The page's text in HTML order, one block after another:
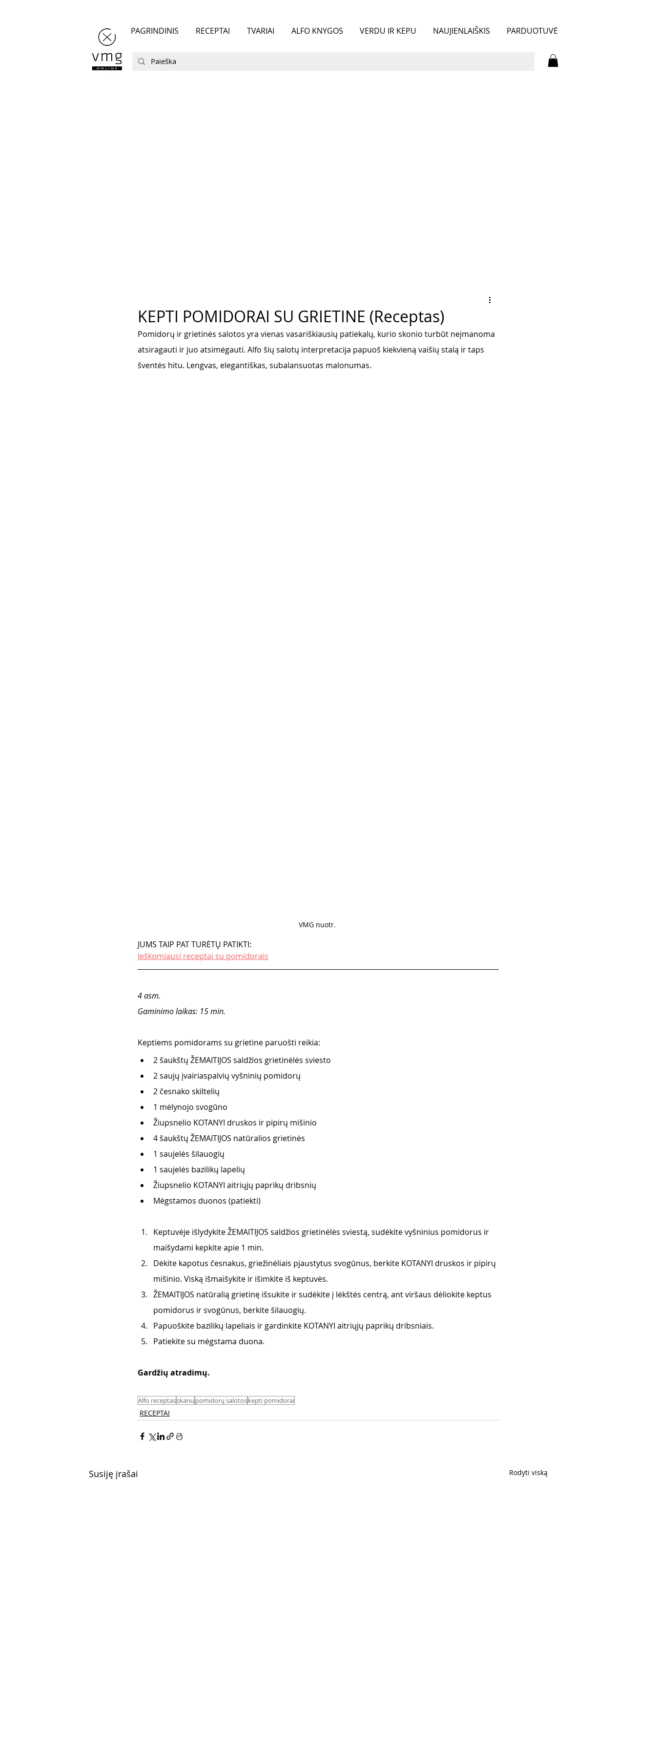
PAGRINDINIS RECEPTAI TVARIAI ALFO KNYGOS VERDU IR KEPU NAUJIENLAIŠKIS PARDUOTUVĖ
KEPTI POMIDORAI SU GRIETINE (Receptas)
Pomidorų ir grietinės salotos yra vienas vasariškiausių patiekalų, kurio skonio turbūt neįmanoma
atsiragauti ir juo atsimėgauti. Alfo šių salotų interpretacija papuoš kiekvieną vaišių stalą ir taps
šventės hitu. Lengvas, elegantiškas, subalansuotas malonumas.
VMG nuotr.
JUMS TAIP PAT TURĖTŲ PATIKTI:
Ieškomiausi receptai su pomidorais
4 asm.
Gaminimo laikas: 15 min.
Keptiems pomidorams su grietine paruošti reikia:
2 šaukštų ŽEMAITIJOS saldžios grietinėlės sviesto
2 saujų įvairiaspalvių vyšninių pomidorų
2 česnako skiltelių
1 mėlynojo svogūno
Žiupsnelio KOTANYI druskos ir pipirų mišinio
4 šaukštų ŽEMAITIJOS natūralios grietinės
1 saujelės šilauogių
1 saujelės bazilikų lapelių
Žiupsnelio KOTANYI aitriųjų paprikų dribsnių
Mėgstamos duonos (patiekti)
Keptuvėje išlydykite ŽEMAITIJOS saldžios grietinėlės sviestą, sudėkite vyšninius pomidorus ir
maišydami kepkite apie 1 min.
Dėkite kapotus česnakus, griežinėliais pjaustytus svogūnus, berkite KOTANYI druskos ir pipirų
mišinio. Viską išmaišykite ir išimkite iš keptuvės.
ŽEMAITIJOS natūralią grietinę išsukite ir sudėkite į lėkštės centrą, ant viršaus dėliokite keptus
pomidorus ir svogūnus, berkite šilauogių.
Papuoškite bazilikų lapeliais ir gardinkite KOTANYI aitriųjų paprikų dribsniais.
Patiekite su mėgstama duona.
Gardžių atradimų.
Alfo receptasskanu pomidorų salotoskepti pomidorai
RECEPTAI
Susiję įrašai Rodyti viską